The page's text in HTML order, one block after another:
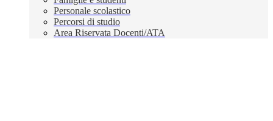
Personale scolastico
Percorsi di studio
Area Riservata Docenti/ATA